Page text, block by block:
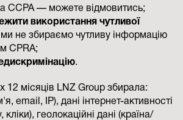
CCPA — можете відмовитись;
використання чутливої
не збираємо чутливу інформацію
CPRA;
.
12 місяців LNZ Group збирала:
email, IP), дані інтернет-активності
кліки), геолокаційні дані (країна/